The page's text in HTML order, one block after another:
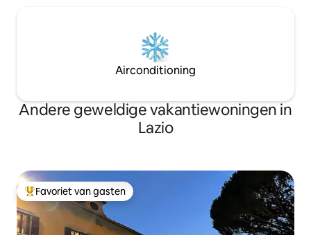
Airconditioning
Andere geweldige vakantiewoningen in
Lazio
Topfavoriet van gasten
Favoriet van gasten